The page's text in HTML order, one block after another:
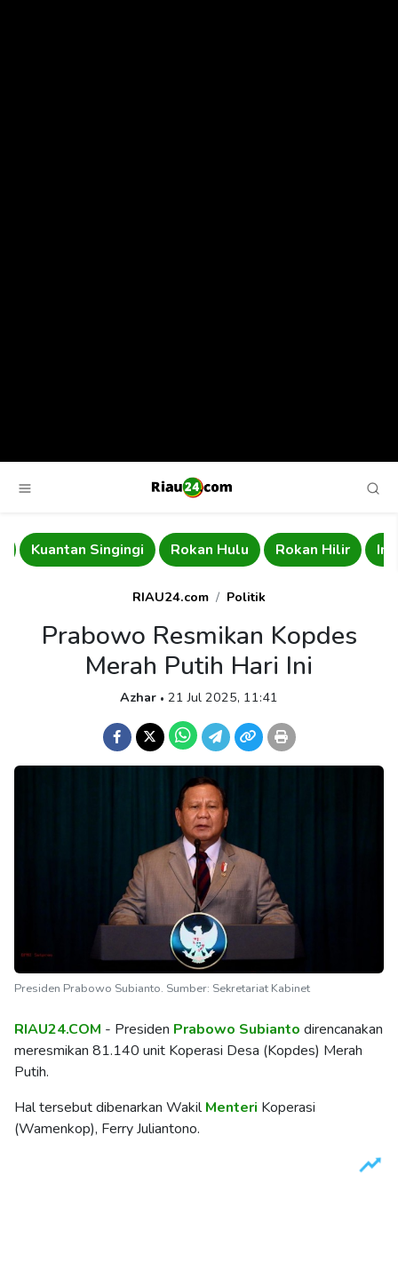
Kuantan Singingi Rokan Hulu Rokan Hilir
RIAU24.com Politik
Prabowo Resmikan Kopdes
Merah Putih Hari Ini
Azhar • 21 Jul 2025, 11:41
Presiden Prabowo Subianto. Sumber: Sekretariat Kabinet
RIAU24.COM - Presiden Prabowo Subianto direncanakan
meresmikan 81.140 unit Koperasi Desa (Kopdes) Merah
Putih.
Hal tersebut dibenarkan WakilMenteri Koperasi
(Wamenkop), Ferry Juliantono.